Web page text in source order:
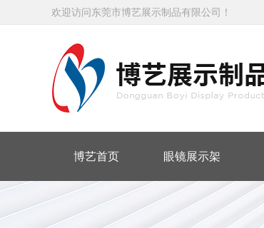
欢迎访问东莞市博艺展示制品有限公司！
博艺首页 眼镜展示架